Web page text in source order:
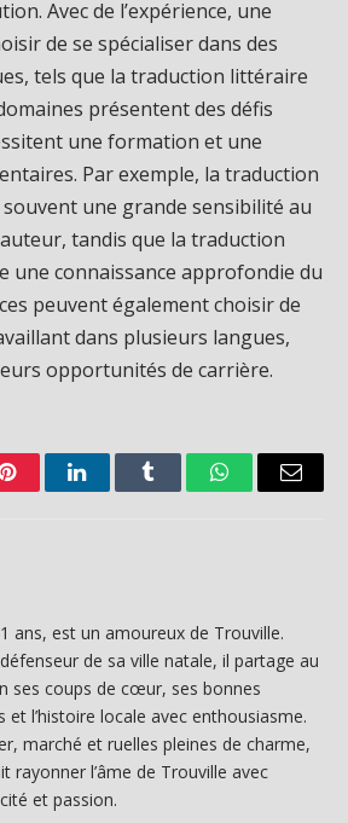
Avec de l’expérience, une
de se spécialiser dans des
tels que la traduction littéraire
présentent des défis
une formation et une
Par exemple, la traduction
une grande sensibilité au
tandis que la traduction
une connaissance approfondie du
peuvent également choisir de
dans plusieurs langues,
opportunités de carrière.
PinterestLinkedInTumblr WhatsAppEmail
ans, est un amoureux de Trouville.
de sa ville natale, il partage au
ses coups de cœur, ses bonnes
et l’histoire locale avec enthousiasme.
marché et ruelles pleines de charme,
rayonner l’âme de Trouville avec
et passion.